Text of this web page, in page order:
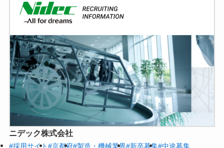
ニデック株式会社
#採用サイト#京都府#製造・機械業界#新卒募集#中途募集